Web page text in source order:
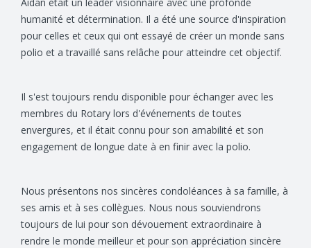
humanité et détermination. Il a été une source d'inspiration
pour celles et ceux qui ont essayé de créer un monde sans
polio et a travaillé sans relâche pour atteindre cet objectif.
Il s'est toujours rendu disponible pour échanger avec les
membres du Rotary lors d'événements de toutes
envergures, et il était connu pour son amabilité et son
engagement de longue date à en finir avec la polio.
Nous présentons nos sincères condoléances à sa famille, à
ses amis et à ses collègues. Nous nous souviendrons
toujours de lui pour son dévouement extraordinaire à
rendre le monde meilleur et pour son appréciation sincère